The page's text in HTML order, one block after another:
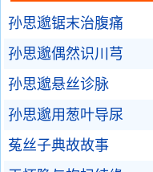
孙思邈锯末治腹痛
孙思邈偶然识川芎
孙思邈悬丝诊脉
孙思邈用葱叶导尿
菟丝子典故故事